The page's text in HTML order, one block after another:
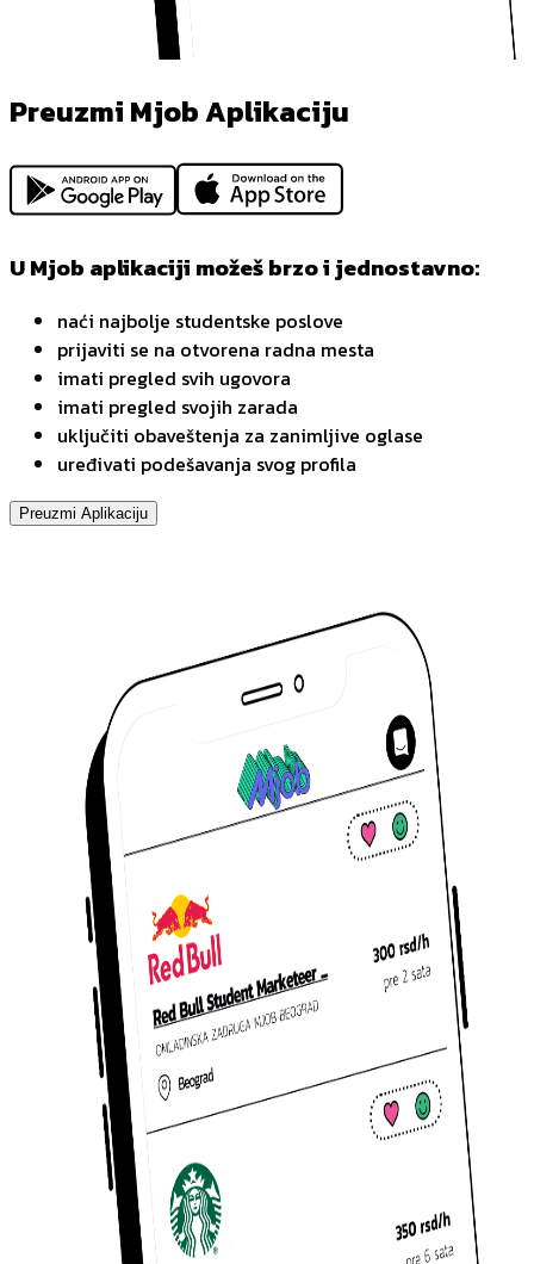
Preuzmi Mjob Aplikaciju
U Mjob aplikaciji možeš brzo i jednostavno:
naći najbolje studentske poslove
prijaviti se na otvorena radna mesta
imati pregled svih ugovora
imati pregled svojih zarada
uključiti obaveštenja za zanimljive oglase
uređivati podešavanja svog profila
Preuzmi Aplikaciju